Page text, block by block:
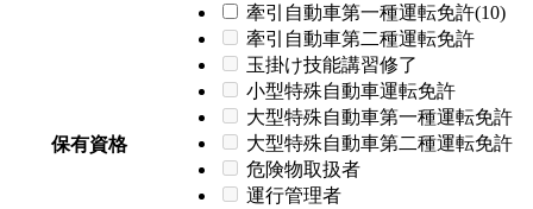
保有資格
牽引自動車第一種運転免許(10)
牽引自動車第二種運転免許
玉掛け技能講習修了
小型特殊自動車運転免許
大型特殊自動車第一種運転免許
大型特殊自動車第二種運転免許
危険物取扱者
運行管理者